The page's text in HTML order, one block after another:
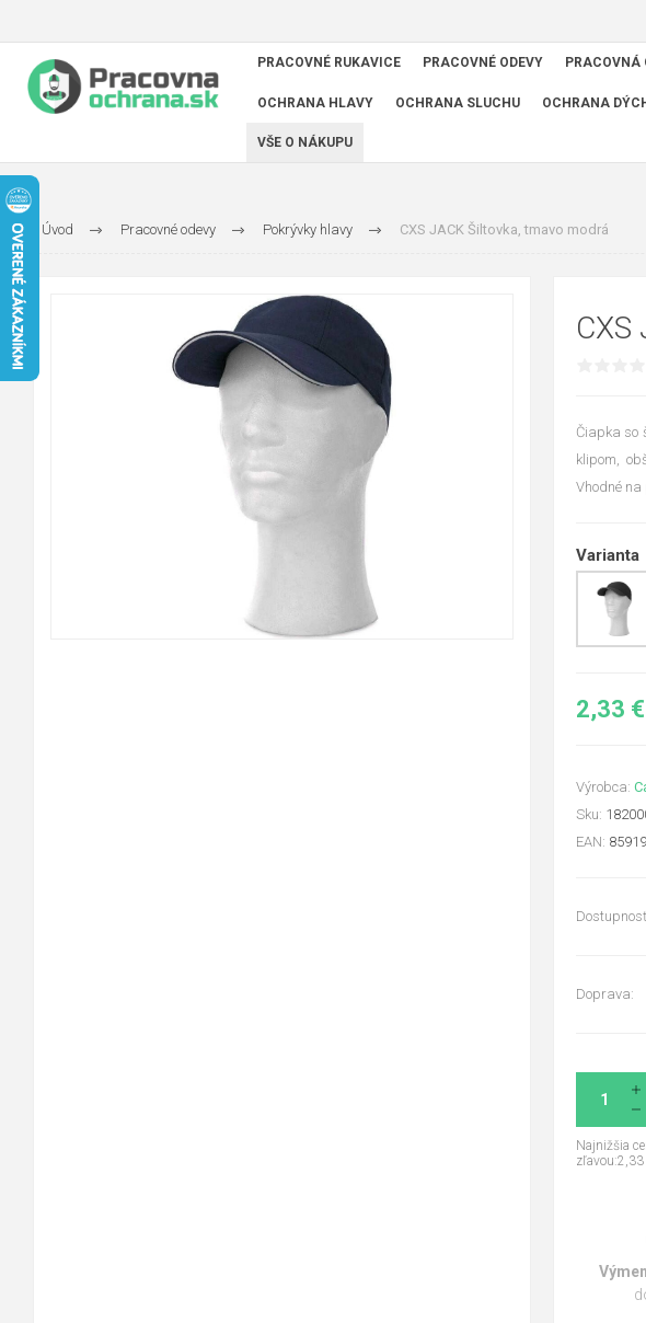
PRACOVNÉ RUKAVICE PRACOVNÉ ODEVY PRACOVNÁ
OCHRANA HLAVY OCHRANA SLUCHU OCHRANA
VŠE O NÁKUPU
Úvod Pracovné odevy Pokrývky hlavy CXS JACK Šiltovka, tmavo modrá
CXS
Čiapka so
klipom,
Vhodné
Varianta
2,33 €
Výrobca:
Sku:
EAN:
Doprava:
Najnižšia
zľavou:2,33